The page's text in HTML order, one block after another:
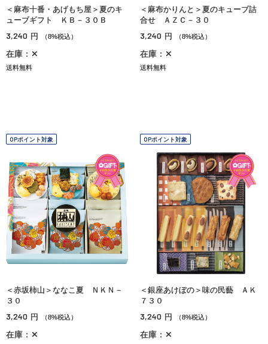
＜麻布十番・あげもち屋＞夏のキ
ューブギフト ＫＢ－３０Ｂ
3,240 円 （8%税込）
在庫：✕
送料無料
＜麻布かりんと＞夏のキューブ詰
合せ ＡＺＣ－３０
3,240 円 （8%税込）
在庫：✕
送料無料
OPポイント対象
＜赤坂柿山＞ななこ夏 ＮＫＮ－
３０
3,240 円 （8%税込）
在庫：✕
OPポイント対象
＜銀座あけぼの＞味の民藝 ＡＫ
７３０
3,240 円 （8%税込）
在庫：✕